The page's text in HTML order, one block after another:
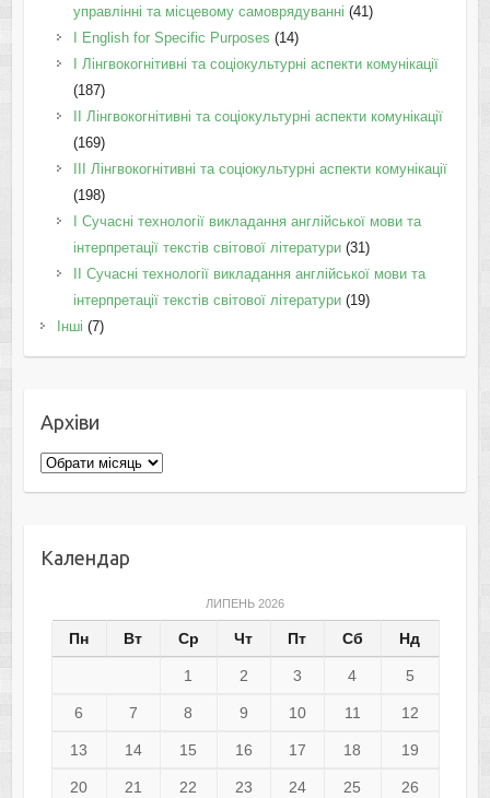
управлінні та місцевому самоврядуванні (41)
І English for Specific Purposes (14)
I Лінгвокогнітивні та соціокультурні аспекти комунікації
(187)
IІ Лінгвокогнітивні та соціокультурні аспекти комунікації
(169)
IІI Лінгвокогнітивні та соціокультурні аспекти комунікації
(198)
I Cучасні технології викладання англійської мови та
інтерпретації текстів світової літератури(31)
II Cучасні технології викладання англійської мови та
інтерпретації текстів світової літератури(19)
Інші (7)
Архіви
Архіви
Календар
ЛИПЕНЬ 2026
Пн Вт Ср Чт Пт Сб Нд
1 2 3 4 5
6 7 8 9 10 11 12
13 14 15 16 17 18 19
20 21 22 23 24 25 26